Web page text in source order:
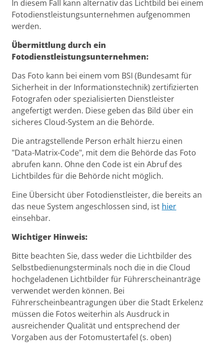
In diesem Fall kann alternativ das Lichtbild bei einem
Fotodienstleistungsunternehmen aufgenommen
werden.
Übermittlung durch ein
Fotodienstleistungsunternehmen:
Das Foto kann bei einem vom BSI (Bundesamt für
Sicherheit in der Informationstechnik) zertifizierten
Fotografen oder spezialisierten Dienstleister
angefertigt werden. Diese geben das Bild über ein
sicheres Cloud-System an die Behörde.
Die antragstellende Person erhält hierzu einen
"Data-Matrix-Code", mit dem die Behörde das Foto
abrufen kann. Ohne den Code ist ein Abruf des
Lichtbildes für die Behörde nicht möglich.
Eine Übersicht über Fotodienstleister, die bereits an
das neue System angeschlossen sind, ist hier
einsehbar.
Wichtiger Hinweis:
Bitte beachten Sie, dass weder die Lichtbilder des
Selbstbedienungsterminals noch die in die Cloud
hochgeladenen Lichtbilder für Führerscheinanträge
verwendet werden können. Bei
Führerscheinbeantragungen über die Stadt Erkelenz
müssen die Fotos weiterhin als Ausdruck in
ausreichender Qualität und entsprechend der
Vorgaben aus der Fotomustertafel (s. oben)